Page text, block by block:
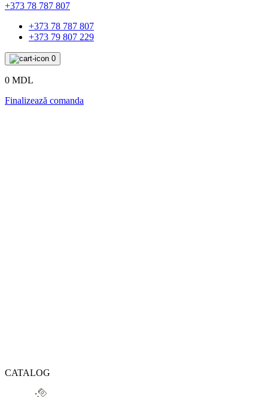
+373 78 787 807
+373 78 787 807
+373 79 807 229
0
0 MDL
Finalizează comanda
CATALOG